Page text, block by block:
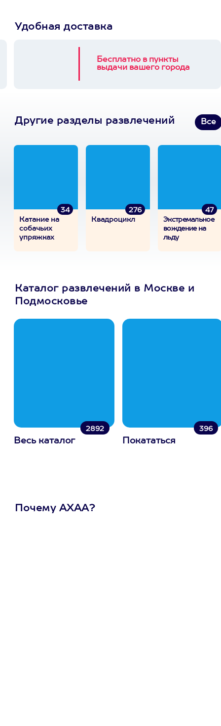
Удобная доставка
Бесплатно в пункты
выдачи вашего города
Другие разделы развлечений Все
34
Катание на
собачьих
упряжках
276
Квадроцикл
47
Экстремальное
вождение на
льду
Каталог развлечений в Москве и
Подмосковье
2892
Весь каталог
396
Покататься
Почему АХАА?